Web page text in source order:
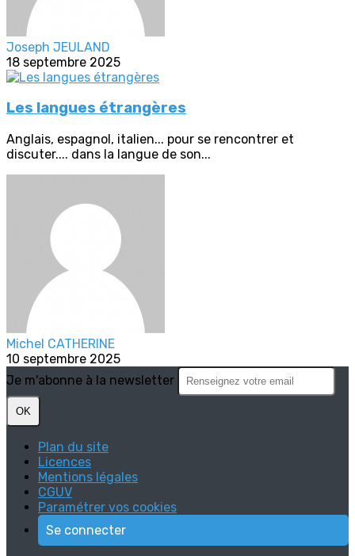
Joseph JEULAND
18 septembre 2025
Les langues étrangères
Anglais, espagnol, italien... pour se rencontrer et
discuter.... dans la langue de son...
Michel CATHERINE
10 septembre 2025
Je m'abonne à la newsletter
OK
Plan du site
Licences
Mentions légales
CGUV
Paramétrer vos cookies
Se connecter